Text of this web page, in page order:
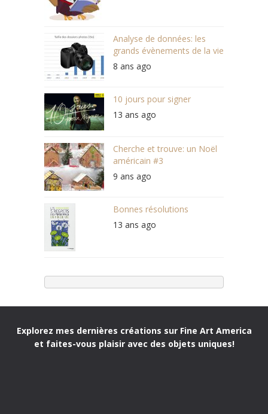
Analyse de données: les
grands évènements de la vie
8 ans ago
10 jours pour signer
13 ans ago
Cherche et trouve: un Noël
américain #3
9 ans ago
Bonnes résolutions
13 ans ago
Explorez mes dernières créations sur Fine Art America
et faites-vous plaisir avec des objets uniques!